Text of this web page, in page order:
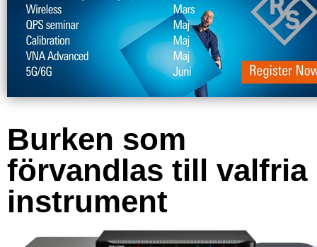
Burken som
förvandlas till valfria
instrument